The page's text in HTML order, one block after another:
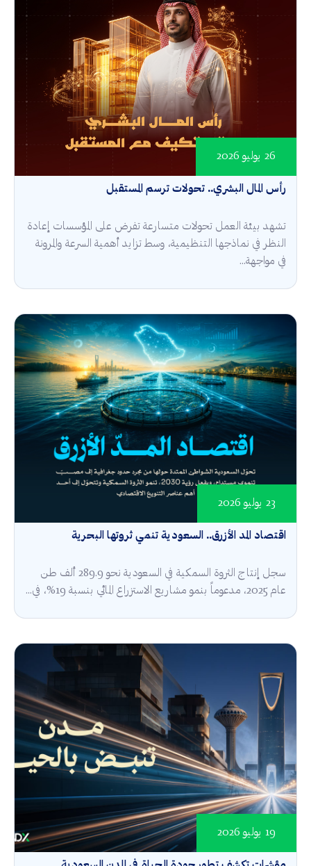
رأس المال البشري.. تحولات ترسم المستقبل
26 يوليو 2026
تشهد بيئة العمل تحولات متسارعة تفرض على المؤسسات إعادة
النظر في نماذجها التنظيمية، وسط تزايد أهمية السرعة والمرونة
في مواجهة...
اقتصاد المد الأزرق.. السعودية تنمي ثروتها البحرية
23 يوليو 2026
سجل إنتاج الثروة السمكية في السعودية نحو 289.9 ألف طن
عام 2025، مدعوماً بنمو مشاريع الاستزراع المائي بنسبة 19%، في...
19 يوليو 2026